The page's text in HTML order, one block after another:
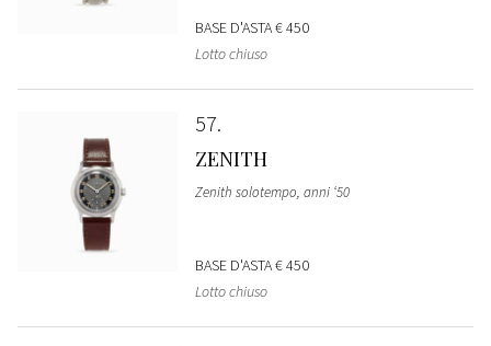
BASE D'ASTA€ 450
Lotto chiuso
57
ZENITH
Zenith solotempo, anni ‘50
BASE D'ASTA€ 450
Lotto chiuso